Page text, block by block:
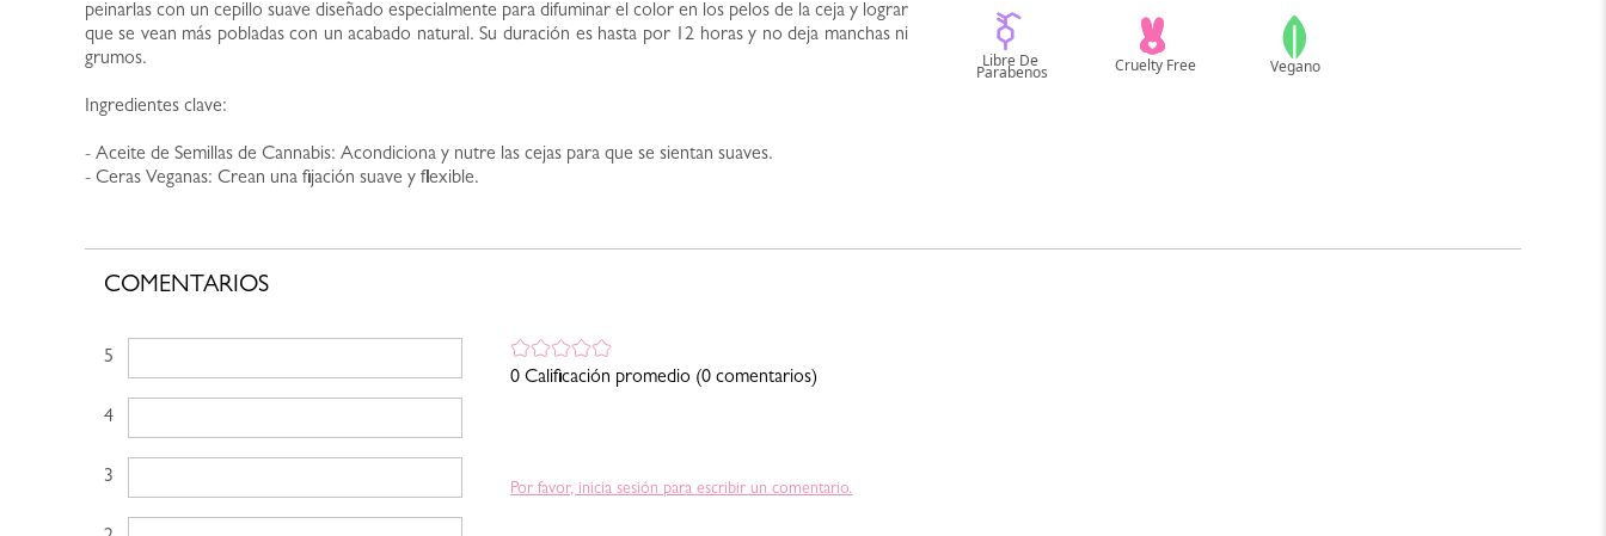
peinarlas con un cepillo suave diseñado especialmente para difuminar el color en los pelos de la ceja y lograr
que se vean más pobladas con un acabado natural. Su duración es hasta por 12 horas y no deja manchas ni
grumos.
Ingredientes clave:
- Aceite de Semillas de Cannabis: Acondiciona y nutre las cejas para que se sientan suaves.
- Ceras Veganas: Crean una fijación suave y flexible.
COMENTARIOS
0 Calificación promedio (0 comentarios)
5 estrellas
4 estrellas
3 estrellas
Por favor, inicia sesión para escribir un comentario.